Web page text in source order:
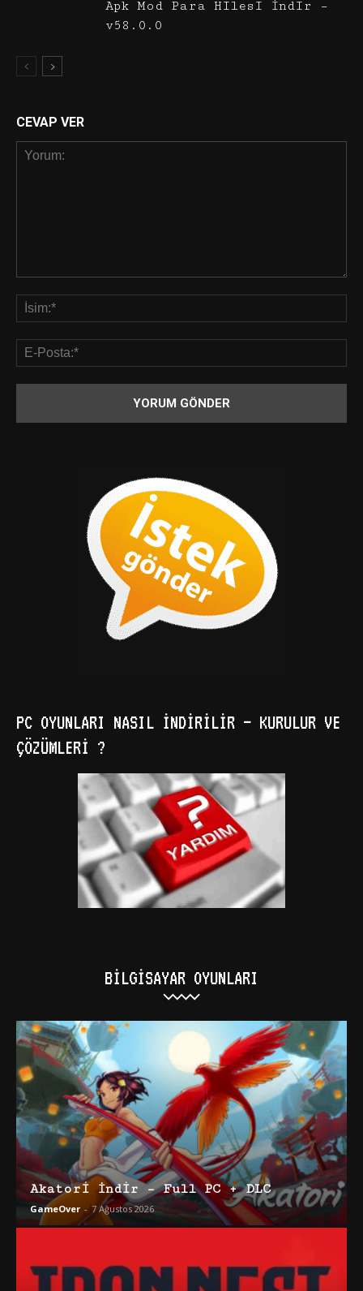
Apk Mod Para Hilesi İndir –
v58.0.0
CEVAP VER
PC OYUNLARI NASIL İNDIRILIR – KURULUR VE
ÇÖZÜMLERI ?
BILGISAYAR OYUNLARI
Akatori İndir – Full PC + DLC
GameOver - 7 Ağustos 2026